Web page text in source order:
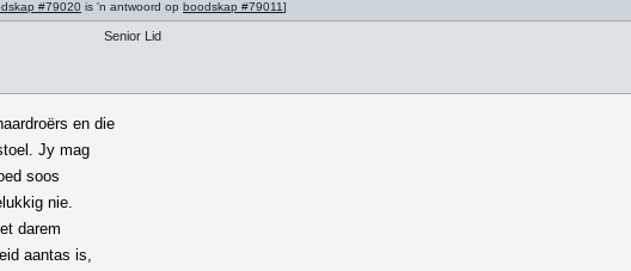
#79020 is 'n antwoord op boodskap #79011]
Senior Lid
en die
Jy mag
soos
nie.
darem
aantas is,